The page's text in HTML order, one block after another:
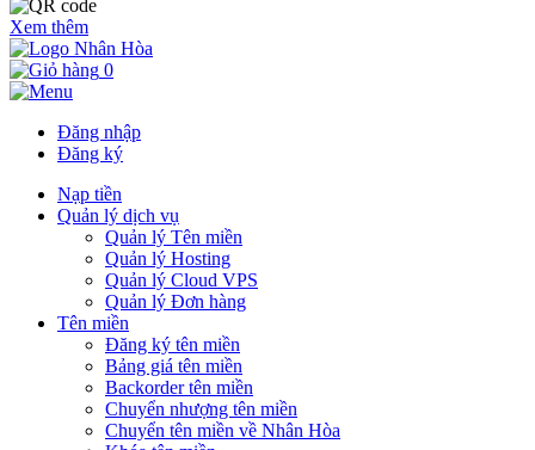
Xem thêm
0
Đăng nhập
Đăng ký
Nạp tiền
Quản lý dịch vụ
Quản lý Tên miền
Quản lý Hosting
Quản lý Cloud VPS
Quản lý Đơn hàng
Tên miền
Đăng ký tên miền
Bảng giá tên miền
Backorder tên miền
Chuyển nhượng tên miền
Chuyển tên miền về Nhân Hòa